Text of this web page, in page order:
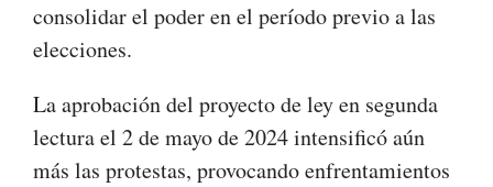
consolidar el poder en el período previo a las
elecciones.
La aprobación del proyecto de ley en segunda
lectura el 2 de mayo de 2024 intensificó aún
más las protestas, provocando enfrentamientos